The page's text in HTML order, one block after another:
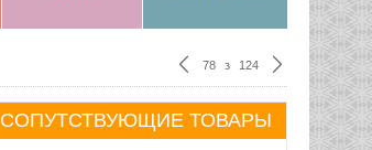
78 з 124
СОПУТСТВУЮЩИЕ ТОВАРЫ